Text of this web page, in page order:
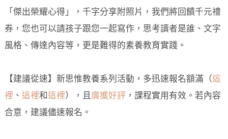
「傑出榮耀心得」，千字分享附照片，我們將回饋千元禮
券，您也可以請孩子跟您一起寫作，思考讀者是誰、文字
風格、傳達內容等，更是難得的素養教育實踐。
【建議從速】新思惟教養系列活動，多迅速報名額滿（這
裡 、 這裡和這裡），且廣獲好評 ，課程實用有效。若內容
合意，建議儘速報名。